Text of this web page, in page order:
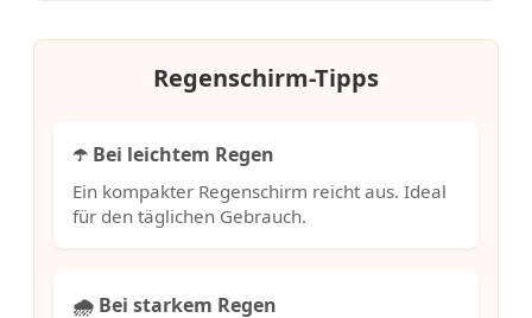
Regenschirm-Tipps
☂️ Bei leichtem Regen
Ein kompakter Regenschirm reicht aus. Ideal
für den täglichen Gebrauch.
🌧️ Bei starkem Regen